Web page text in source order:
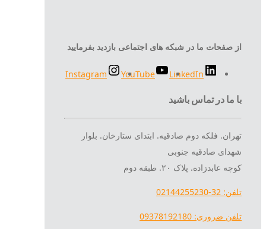
از صفحات ما در شبکه های اجتماعی بازدید بفرمایید
LinkedIn
YouTube
Instagram
با ما در تماس باشید
تهران. فلکه دوم صادقیه. ابتدای ستارخان. بلوار
شهدای صادقیه جنوبی
کوچه عابدزاده. پلاک ۲۰. طبقه دوم
تلفن: 32-02144255230
تلفن ضروری: 09378192180